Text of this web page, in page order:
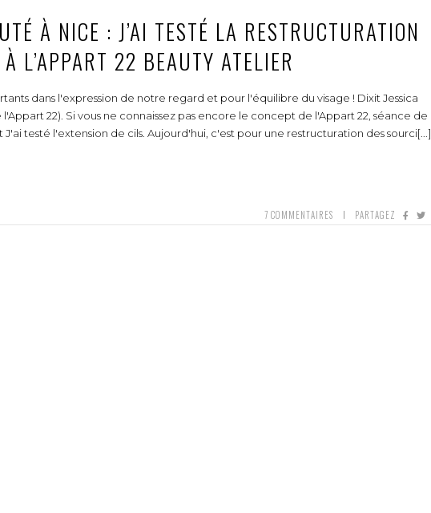
À NICE : J’AI TESTÉ LA RESTRUCTURATION
L’APPART 22 BEAUTY ATELIER
dans l'expression de notre regard et pour l'équilibre du visage ! Dixit Jessica
22). Si vous ne connaissez pas encore le concept de l'Appart 22, séance de
testé l'extension de cils. Aujourd'hui, c'est pour une restructuration des sourci[...]
7 COMMENTAIRES PARTAGEZ